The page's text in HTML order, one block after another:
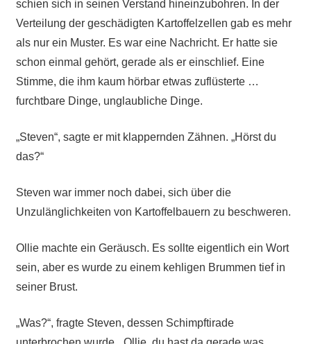
schien sich in seinen Verstand hineinzubohren. In der
Verteilung der geschädigten Kartoffelzellen gab es mehr
als nur ein Muster. Es war eine Nachricht. Er hatte sie
schon einmal gehört, gerade als er einschlief. Eine
Stimme, die ihm kaum hörbar etwas zuflüsterte …
furchtbare Dinge, unglaubliche Dinge.
„Steven“, sagte er mit klappernden Zähnen. „Hörst du
das?“
Steven war immer noch dabei, sich über die
Unzulänglichkeiten von Kartoffelbauern zu beschweren.
Ollie machte ein Geräusch. Es sollte eigentlich ein Wort
sein, aber es wurde zu einem kehligen Brummen tief in
seiner Brust.
„Was?“, fragte Steven, dessen Schimpftirade